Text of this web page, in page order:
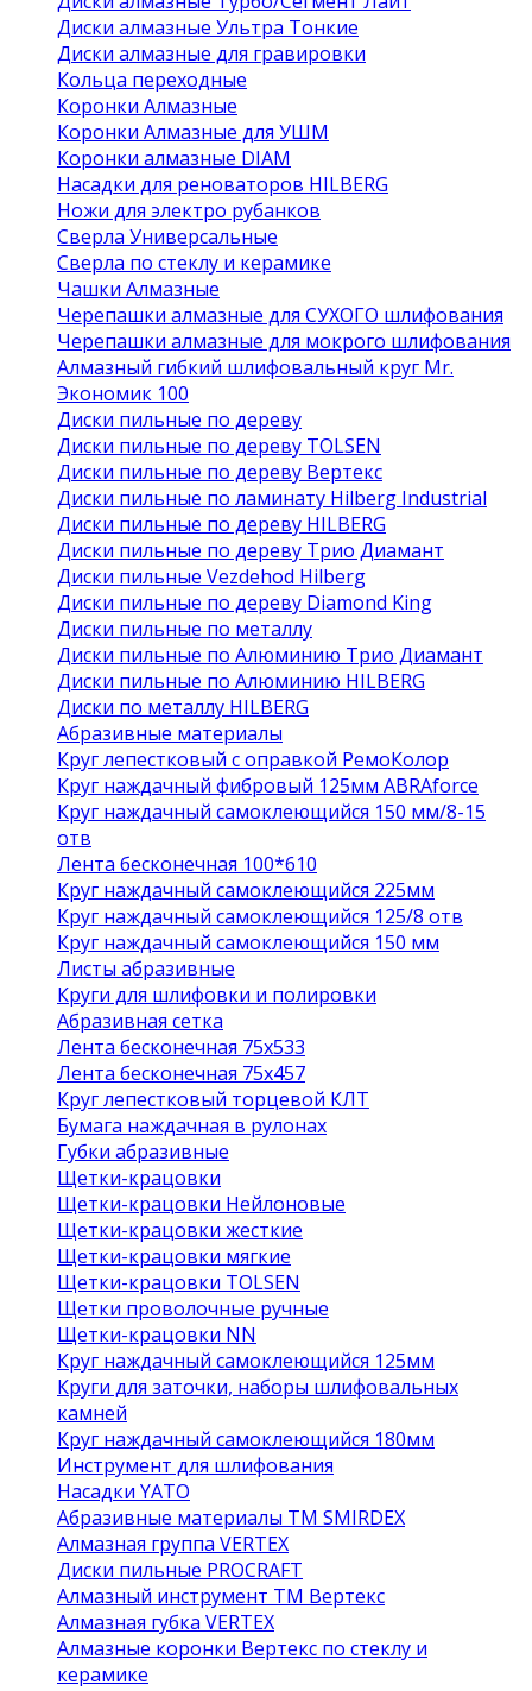
Диски алмазные Ультра Тонкие
Диски алмазные для гравировки
Кольца переходные
Коронки Алмазные
Коронки Алмазные для УШМ
Коронки алмазные DIAM
Насадки для реноваторов HILBERG
Ножи для электро рубанков
Сверла Универсальные
Сверла по стеклу и керамике
Чашки Алмазные
Черепашки алмазные для СУХОГО шлифования
Черепашки алмазные для мокрого шлифования
Алмазный гибкий шлифовальный круг Mr.
Экономик 100
Диски пильные по дереву
Диски пильные по дереву TOLSEN
Диски пильные по дереву Вертекс
Диски пильные по ламинату Hilberg Industrial
Диски пильные по дереву HILBERG
Диски пильные по дереву Трио Диамант
Диски пильные Vezdehod Hilberg
Диски пильные по дереву Diamond King
Диски пильные по металлу
Диски пильные по Алюминию Трио Диамант
Диски пильные по Алюминию HILBERG
Диски по металлу HILBERG
Абразивные материалы
Круг лепестковый с оправкой РемоКолор
Круг наждачный фибровый 125мм ABRAforce
Круг наждачный самоклеющийся 150 мм/8-15
отв
Лента бесконечная 100*610
Круг наждачный самоклеющийся 225мм
Круг наждачный самоклеющийся 125/8 отв
Круг наждачный самоклеющийся 150 мм
Листы абразивные
Круги для шлифовки и полировки
Абразивная сетка
Лента бесконечная 75х533
Лента бесконечная 75х457
Круг лепестковый торцевой КЛТ
Бумага наждачная в рулонах
Губки абразивные
Щетки-крацовки
Щетки-крацовки Нейлоновые
Щетки-крацовки жесткие
Щетки-крацовки мягкие
Щетки-крацовки TOLSEN
Щетки проволочные ручные
Щетки-крацовки NN
Круг наждачный самоклеющийся 125мм
Круги для заточки, наборы шлифовальных
камней
Круг наждачный самоклеющийся 180мм
Инструмент для шлифования
Насадки YATO
Абразивные материалы ТМ SMIRDEX
Алмазная группа VERTEX
Диски пильные PROCRAFT
Алмазный инструмент ТМ Вертекс
Алмазная губка VERTEX
Алмазные коронки Вертекс по стеклу и
керамике